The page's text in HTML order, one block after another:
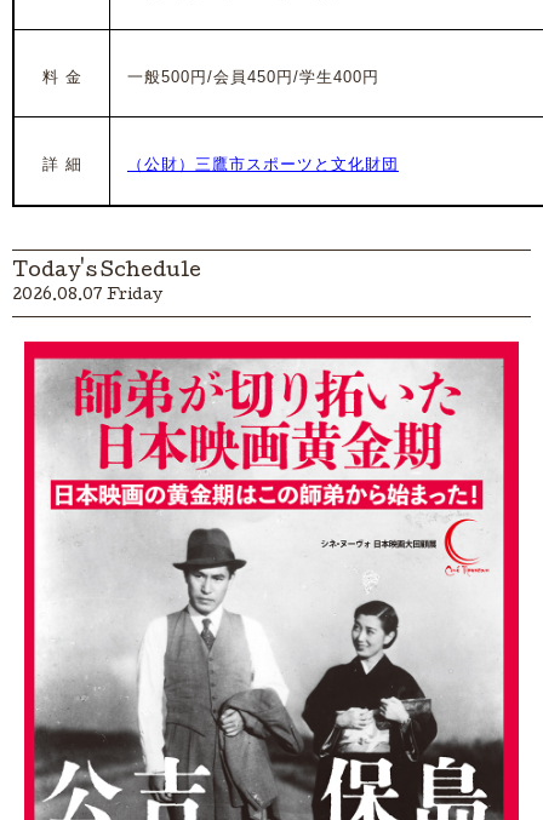
料 金 一般500円/会員450円/学生400円
詳 細 （公財）三鷹市スポーツと文化財団
Today's Schedule
2026.08.07 Friday